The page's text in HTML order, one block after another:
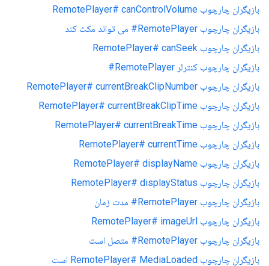
بازیگران چارچوب RemotePlayer# canControlVolume
بازیگران چارچوب RemotePlayer# می تواند مکث کند
بازیگران چارچوب RemotePlayer# canSeek
بازیگران چارچوب کنترلر RemotePlayer#
بازیگران چارچوب RemotePlayer# currentBreakClipNumber
بازیگران چارچوب RemotePlayer# currentBreakClipTime
بازیگران چارچوب RemotePlayer# currentBreakTime
بازیگران چارچوب RemotePlayer# currentTime
بازیگران چارچوب RemotePlayer# displayName
بازیگران چارچوب RemotePlayer# displayStatus
بازیگران چارچوب RemotePlayer# مدت زمان
بازیگران چارچوب RemotePlayer# imageUrl
بازیگران چارچوب RemotePlayer# متصل است
بازیگران چارچوب RemotePlayer# MediaLoaded است